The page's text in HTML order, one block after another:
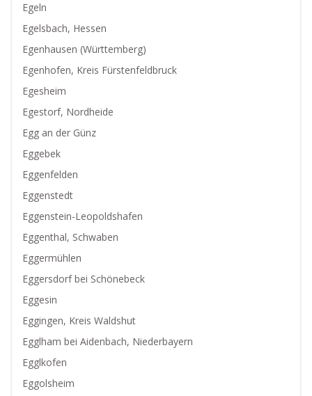
Egeln
Egelsbach, Hessen
Egenhausen (Württemberg)
Egenhofen, Kreis Fürstenfeldbruck
Egesheim
Egestorf, Nordheide
Egg an der Günz
Eggebek
Eggenfelden
Eggenstedt
Eggenstein-Leopoldshafen
Eggenthal, Schwaben
Eggermühlen
Eggersdorf bei Schönebeck
Eggesin
Eggingen, Kreis Waldshut
Egglham bei Aidenbach, Niederbayern
Egglkofen
Eggolsheim